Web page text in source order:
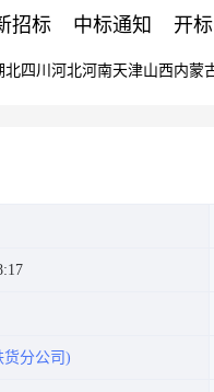
招标 中标通知 开
北四川 河北河南天津山西内蒙
分公司)